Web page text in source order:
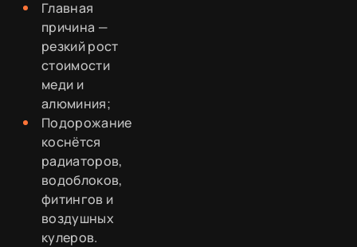
Главная
причина —
резкий рост
стоимости
меди и
алюминия;
Подорожание
коснётся
радиаторов,
водоблоков,
фитингов и
воздушных
кулеров.